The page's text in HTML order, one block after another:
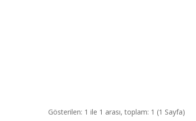
Gösterilen: 1 ile 1 arası, toplam: 1 (1 Sayfa)